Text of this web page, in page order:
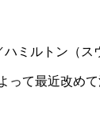
ミルトン（ス
て最近改め